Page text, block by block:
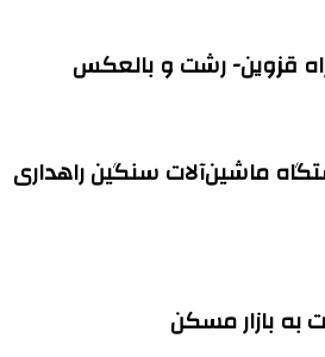
قزوین- رشت و بالعکس
وزیر راه از ۵۰ دستگاه ماشین‌آلات سنگین راهداری
به بازار مسکن